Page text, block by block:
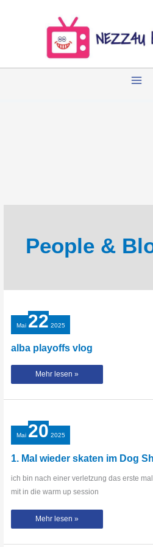
People &
Mai 22 2025
alba playoffs vlog
alba
Mehr lesen »
Mai 20 2025
1. Mal wieder skaten im Dog
ich bin nach einer verletzung das erste
mit in die warm up session
1.
wieder
im
Mehr lesen »